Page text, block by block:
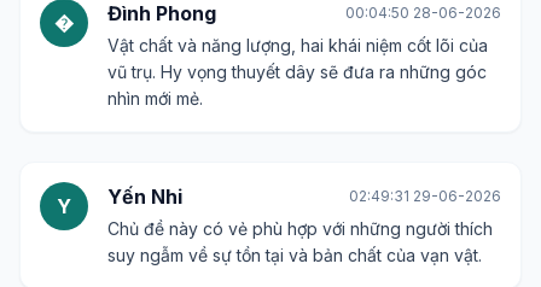
� Đình Phong 00:04:50 28-06-2026
Vật chất và năng lượng, hai khái niệm cốt lõi của
vũ trụ. Hy vọng thuyết dây sẽ đưa ra những góc
nhìn mới mẻ.
Y Yến Nhi 02:49:31 29-06-2026
Chủ đề này có vẻ phù hợp với những người thích
suy ngẫm về sự tồn tại và bản chất của vạn vật.